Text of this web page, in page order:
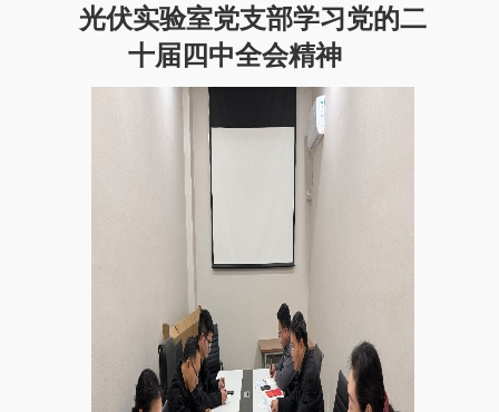
光伏实验室党支部学习党的二
十届四中全会精神